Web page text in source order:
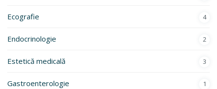
Ecografie 4
Endocrinologie 2
Estetică medicală 3
Gastroenterologie 1